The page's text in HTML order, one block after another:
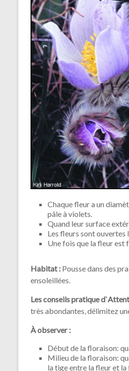
Chaque fleur a un
pâle à violets.
Quand leur surface
Les fleurs sont ouvertes
Une fois que la fleur est
Habitat : Pousse dans des
ensoleillées.
Les conseils pratique
très abondantes, délimitez
À observer :
Début de la floraison:
Milieu de la floraison:
la tige entre la fleur et la